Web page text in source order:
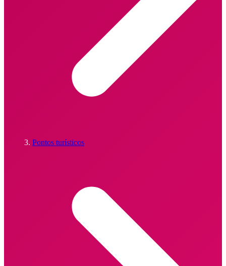
Pontos turísticos